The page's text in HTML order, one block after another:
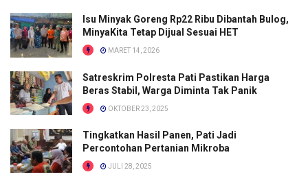
Isu Minyak Goreng Rp22 Ribu Dibantah Bulog,
MinyaKita Tetap Dijual Sesuai HET
MARET 14, 2026
Satreskrim Polresta Pati Pastikan Harga
Beras Stabil, Warga Diminta Tak Panik
OKTOBER 23, 2025
Tingkatkan Hasil Panen, Pati Jadi
Percontohan Pertanian Mikroba
JULI 28, 2025